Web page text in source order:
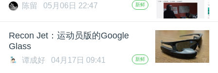
课
活
动
陈留 05月06日 22:47 新鲜
Recon Jet：运动员版的Google
Glass
谭成好 04月17日 09:41 新鲜